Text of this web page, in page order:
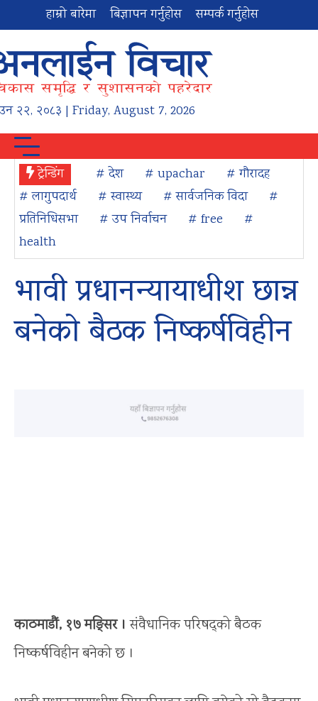
हाम्रो बारेमा बिज्ञापन गर्नुहोस सम्पर्क गर्नुहोस
२२, २०८३ | Friday, August 7, 2026
ट्रेन्डिंग # देश # upachar
# गौरादह
# लागुपदार्थ
# स्वास्थ्य # सार्वजनिक विदा
#
प्रतिनिधिसभा
# उप निर्वाचन # free
#
health
भावी प्रधानन्यायाधीश छान्न
बनेको बैठक निष्कर्षविहीन
काठमाडौं, १७ मङ्सिर । संवैधानिक परिषद्को बैठक
निष्कर्षविहीन बनेको छ ।